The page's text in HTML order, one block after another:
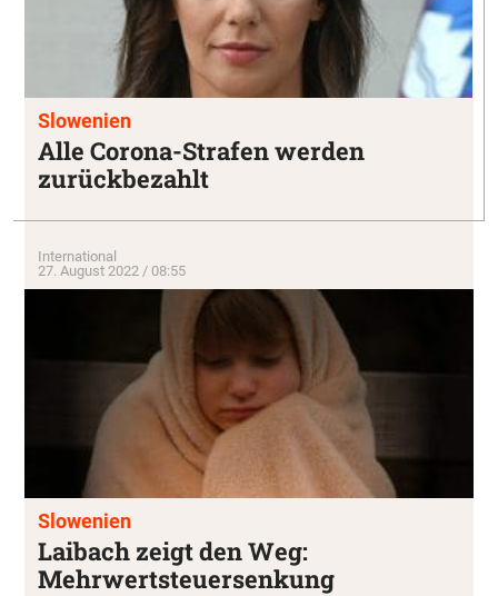
Slowenien
Alle Corona-Strafen werden
zurückbezahlt
International
27. August 2022 / 08:55
Slowenien
Laibach zeigt den Weg:
Mehrwertsteuersenkung